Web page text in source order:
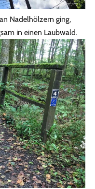
Nadelhölzern ging,
in einen Laubwald.